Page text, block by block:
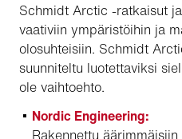
Schmidt Arctic -ratkaisut
vaativiin ympäristöihin ja
olosuhteisiin. Schmidt
suunniteltu luotettaviksi
ole vaihtoehto.
Nordic Engineering: